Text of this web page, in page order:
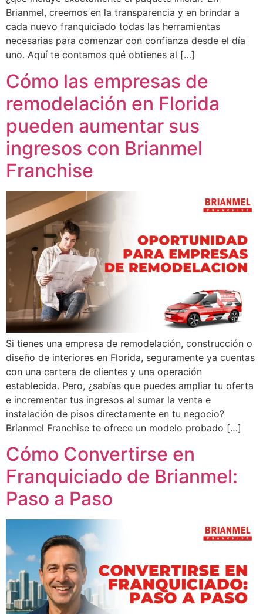
Brianmel, creemos en la transparencia y en brindar a
cada nuevo franquiciado todas las herramientas
necesarias para comenzar con confianza desde el día
uno. Aquí te contamos qué obtienes al […]
Cómo las empresas de
remodelación en Florida
pueden aumentar sus
ingresos con Brianmel
Franchise
Si tienes una empresa de remodelación, construcción o
diseño de interiores en Florida, seguramente ya cuentas
con una cartera de clientes y una operación
establecida. Pero, ¿sabías que puedes ampliar tu oferta
e incrementar tus ingresos al sumar la venta e
instalación de pisos directamente en tu negocio?
Brianmel Franchise te ofrece un modelo probado […]
Cómo Convertirse en
Franquiciado de Brianmel:
Paso a Paso